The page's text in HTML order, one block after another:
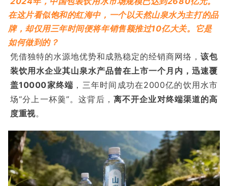
在这片看似饱和的红海中，一个以天然山泉水为主打的品
牌，却仅用三年时间便将年销售额推过10亿大关。它是
如何做到的？
凭借独特的水源地优势和成熟稳定的经销商网络，该包
装饮用水企业其山泉水产品曾在上市一个月内，迅速覆
盖10000家终端 ，三年时间成功在2000亿的饮用水市
场“分上一杯羹”。这背后， 离不开企业对终端渠道的高
度重视。